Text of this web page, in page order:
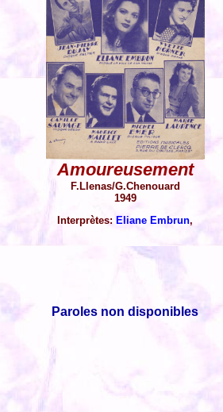
Amoureusement
F.Llenas/G.Chenouard
1949
Interprètes: Eliane Embrun,
Paroles non disponibles